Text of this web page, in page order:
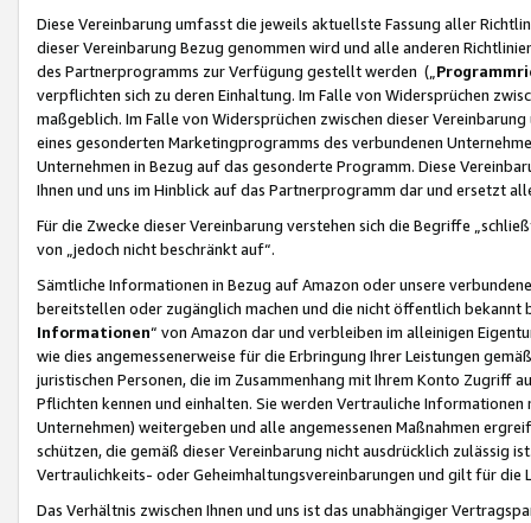
Diese Vereinbarung umfasst die jeweils aktuellste Fassung aller
dieser Vereinbarung Bezug genommen wird und alle anderen
des Partnerprogramms zur Verfügung gestellt werden („
verpflichten sich zu deren Einhaltung. Im Falle von Widersprüchen
maßgeblich. Im Falle von Widersprüchen zwischen dieser
eines gesonderten Marketingprogramms des verbundenen
Unternehmen in Bezug auf das gesonderte Programm. Diese
Ihnen und uns im Hinblick auf das Partnerprogramm dar und ersetzt
Für die Zwecke dieser Vereinbarung verstehen sich die Begriffe
von „jedoch nicht beschränkt auf“.
Sämtliche Informationen in Bezug auf Amazon oder unsere
bereitstellen oder zugänglich machen und die nicht öffentlich
Informationen“ von Amazon dar und verbleiben im alleinigen
wie dies angemessenerweise für die Erbringung Ihrer Leistungen
juristischen Personen, die im Zusammenhang mit Ihrem Konto
Pflichten kennen und einhalten. Sie werden Vertrauliche
Unternehmen) weitergeben und alle angemessenen Maßnahmen
schützen, die gemäß dieser Vereinbarung nicht ausdrücklich zulässig
Vertraulichkeits- oder Geheimhaltungsvereinbarungen und gilt für die
Das Verhältnis zwischen Ihnen und uns ist das unabhängiger